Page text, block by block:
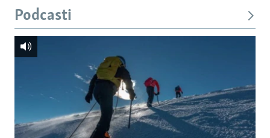
Podcasti